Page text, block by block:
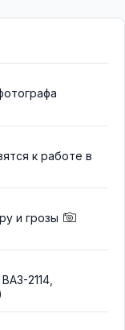
к работе в
и грозы
2114,